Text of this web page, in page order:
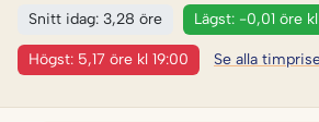
Snitt idag: 3,28 öre Lägst: -0,01 öre
Högst: 5,17 öre kl 19:00 Se alla